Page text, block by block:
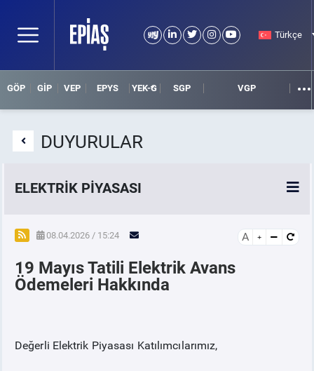
Türkçe
GÖP GİP VEP EPYS YEK-G SGP VGP
DUYURULAR
ELEKTRİK PİYASASI
SPOT ELEKTRİK PİYASALARI
ÖRNEK FİNANS BELGELERİ
PİYASAKAYIT SÜRECİ
08.04.2026 / 15:24 A
19 Mayıs Tatili Elektrik Avans
Ödemeleri Hakkında
Değerli Elektrik Piyasası Katılımcılarımız,